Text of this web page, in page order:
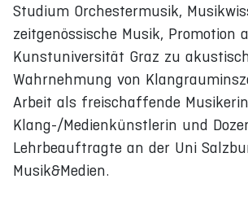
Studium Orchestermusik,
zeitgenössische Musik, Promotion
Kunstuniversität Graz zu
Wahrnehmung von
Arbeit als freischaffende
Klang-/Medienkünstlerin und
Lehrbeauftragte an der Uni
Musik&Medien.